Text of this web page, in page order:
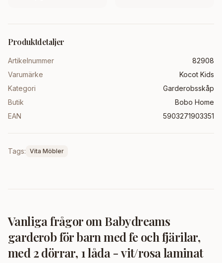
Produktdetaljer
Artikelnummer
82908
Varumärke
Kocot Kids
Kategori
Garderobsskåp
Butik
Bobo Home
EAN
5903271903351
Tags: Vita Möbler
Vanliga frågor om Babydreams
garderob för barn med fe och fjärilar,
med 2 dörrar, 1 låda - vit/rosa laminat